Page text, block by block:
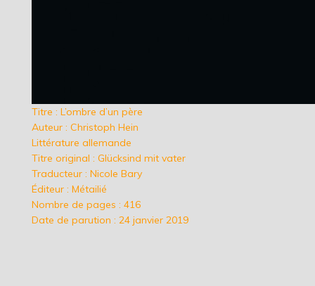
Titre : L’ombre d’un père
Auteur : Christoph Hein
Littérature allemande
Titre original : Glücksind mit vater
Traducteur : Nicole Bary
Éditeur : Métailié
Nombre de pages : 416
Date de parution : 24 janvier 2019